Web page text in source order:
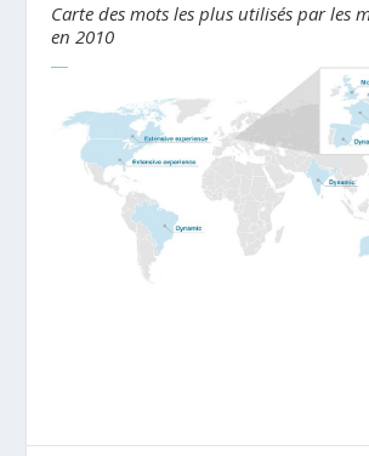
Carte des mots les plus utilisés par les
en 2010